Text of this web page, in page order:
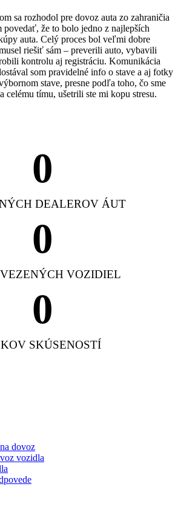
sa rozhodol pre dovoz auta zo zahraničia
že to bolo jedno z najlepších
auta. Celý proces bol veľmi dobre
riešiť sám – preverili auto, vybavili
kontrolu aj registráciu. Komunikácia
som pravidelné info o stave a aj fotky
stave, presne podľa toho, čo sme
tímu, ušetrili ste mi kopu stresu.
DEALEROV ÁUT
0
VOZIDIEL
0
SKÚSENOSTÍ
0
dovoz
vozidla